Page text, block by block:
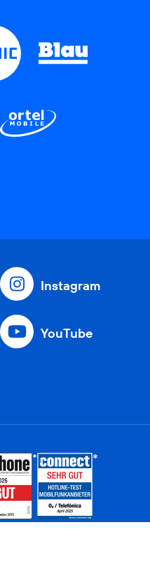
Instagram
YouTube